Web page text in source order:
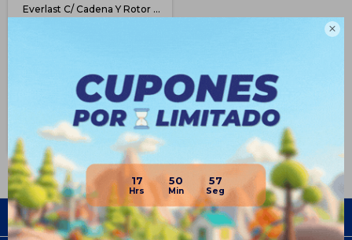

17 50 56
Everlast C/ Cadena Y Rotor -
$ 2.807
$ 3.182
$ 3.369
Disponible Envío
Empresa